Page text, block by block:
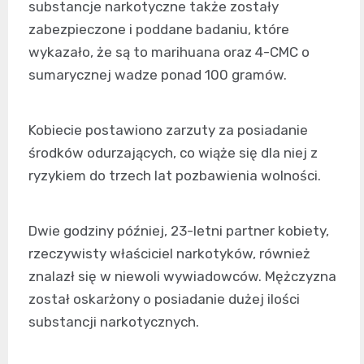
substancje narkotyczne także zostały
zabezpieczone i poddane badaniu, które
wykazało, że są to marihuana oraz 4-CMC o
sumarycznej wadze ponad 100 gramów.
Kobiecie postawiono zarzuty za posiadanie
środków odurzających, co wiąże się dla niej z
ryzykiem do trzech lat pozbawienia wolności.
Dwie godziny później, 23-letni partner kobiety,
rzeczywisty właściciel narkotyków, również
znalazł się w niewoli wywiadowców. Mężczyzna
został oskarżony o posiadanie dużej ilości
substancji narkotycznych.